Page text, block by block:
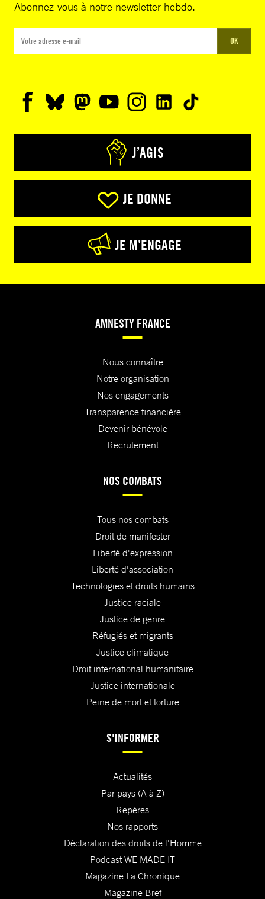
Abonnez-vous à notre newsletter hebdo.
OK
J’AGIS
JE DONNE
JE M’ENGAGE
AMNESTY FRANCE
Nous connaître
Notre organisation
Nos engagements
Transparence financière
Devenir bénévole
Recrutement
NOS COMBATS
Tous nos combats
Droit de manifester
Liberté d'expression
Liberté d'association
Technologies et droits humains
Justice raciale
Justice de genre
Réfugiés et migrants
Justice climatique
Droit international humanitaire
Justice internationale
Peine de mort et torture
S'INFORMER
Actualités
Par pays (A à Z)
Repères
Nos rapports
Déclaration des droits de l'Homme
Podcast WE MADE IT
Magazine La Chronique
Magazine Bref